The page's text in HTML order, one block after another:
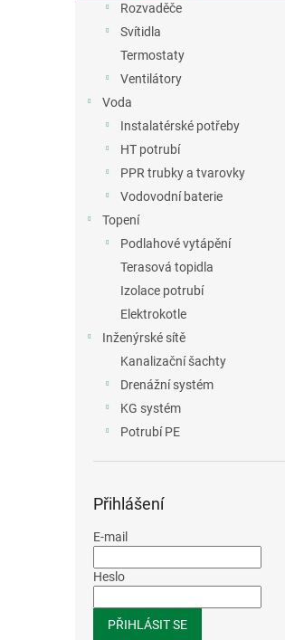
Rozvaděče
Svítidla
Termostaty
Ventilátory
Voda
Instalatérské potřeby
HT potrubí
PPR trubky a tvarovky
Vodovodní baterie
Topení
Podlahové vytápění
Terasová topidla
Izolace potrubí
Elektrokotle
Inženýrské sítě
Kanalizační šachty
Drenážní systém
KG systém
Potrubí PE
Přihlášení
E-mail
Heslo
PŘIHLÁSIT SE